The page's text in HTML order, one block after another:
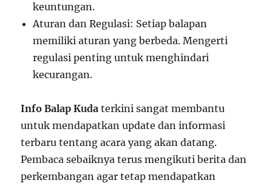
keuntungan.
Aturan dan Regulasi: Setiap balapan
memiliki aturan yang berbeda. Mengerti
regulasi penting untuk menghindari
kecurangan.
Info Balap Kuda terkini sangat membantu
untuk mendapatkan update dan informasi
terbaru tentang acara yang akan datang.
Pembaca sebaiknya terus mengikuti berita dan
perkembangan agar tetap mendapatkan